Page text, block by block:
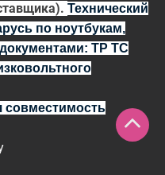
Технический
по ноутбукам,
ТР ТС
совместимость